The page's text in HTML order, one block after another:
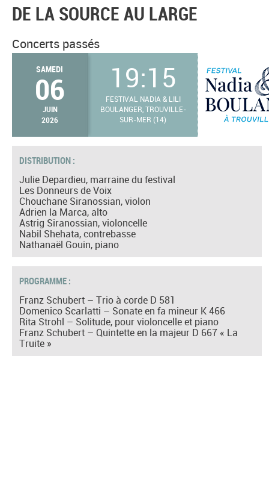
DE LA SOURCE AU LARGE
Concerts passés
SAMEDI
06
JUIN
2026
19:15
FESTIVAL NADIA & LILI
BOULANGER, TROUVILLE-
SUR-MER (14)
DISTRIBUTION :
Julie Depardieu, marraine du festival
Les Donneurs de Voix
Chouchane Siranossian, violon
Adrien la Marca, alto
Astrig Siranossian, violoncelle
Nabil Shehata, contrebasse
Nathanaël Gouin, piano
PROGRAMME :
Franz Schubert – Trio à corde D 581
Domenico Scarlatti – Sonate en fa mineur K 466
Rita Strohl – Solitude, pour violoncelle et piano
Franz Schubert – Quintette en la majeur D 667 « La
Truite »